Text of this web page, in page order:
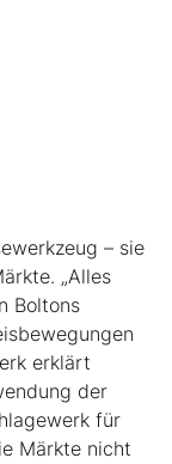
– sie
„Alles
Boltons
erklärt
der
für
Märkte nicht